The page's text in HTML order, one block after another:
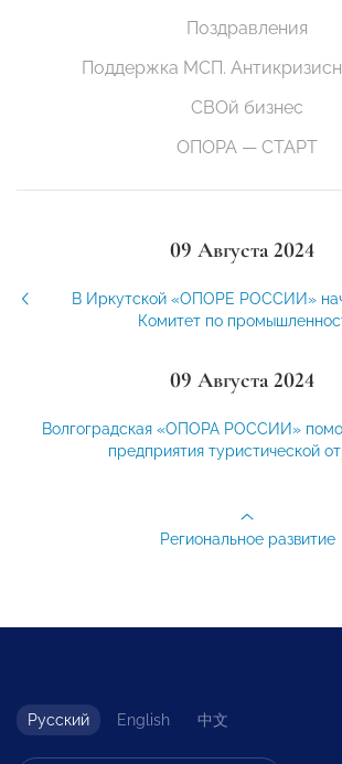
Поздравления
Поддержка МСП.
СВОй бизнес
ОПОРА — СТАРТ
09 Августа 2024
В Иркутской «ОПОРЕ РОССИИ»
Комитет по
09 Августа 2024
Волгоградская «ОПОРА РОССИИ»
предприятия туристической
Региональное развитие
Русский English 中文